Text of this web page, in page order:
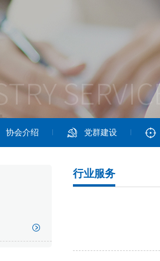
协会介绍 党群建设
行业服务